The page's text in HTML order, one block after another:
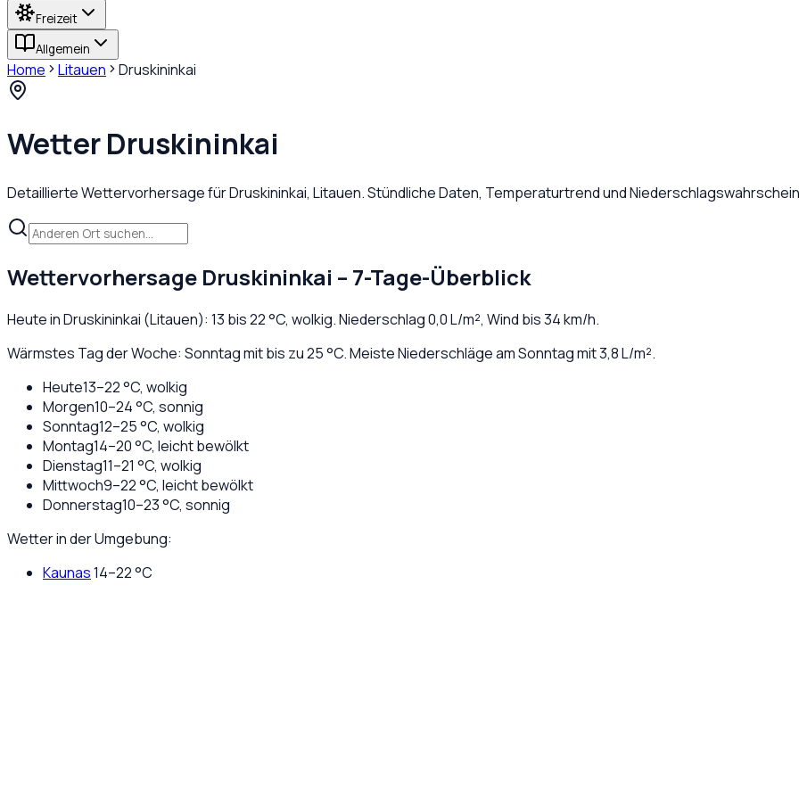
Freizeit
Allgemein
Home Litauen Druskininkai
WetterDruskininkai
Detaillierte Wettervorhersage fürDruskininkai, Litauen. Stündliche Daten, Temperaturtrend und
Wettervorhersage Druskininkai – 7-Tage-Überblick
Heute inDruskininkai (Litauen): 13 bis22°C, wolkig. Niederschlag0,0L/m², Wind bis34km/h.
Wärmstes Tag der Woche: Sonntag mit bis zu 25 °C. Meiste Niederschläge am Sonntag mit 3,8 L/m².
Heute13–22°C, wolkig
Morgen10–24°C, sonnig
Sonntag12–25°C, wolkig
Montag14–20°C, leicht bewölkt
Dienstag11–21 °C, wolkig
Mittwoch9–22°C, leicht bewölkt
Donnerstag10–23°C, sonnig
Wetter in der Umgebung:
Kaunas14–22°C